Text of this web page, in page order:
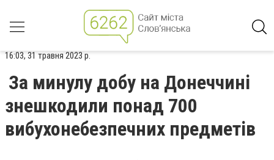
16:03, 31 травня 2023 р.
За минулу добу на Донеччині
знешкодили понад 700
вибухонебезпечних предметів